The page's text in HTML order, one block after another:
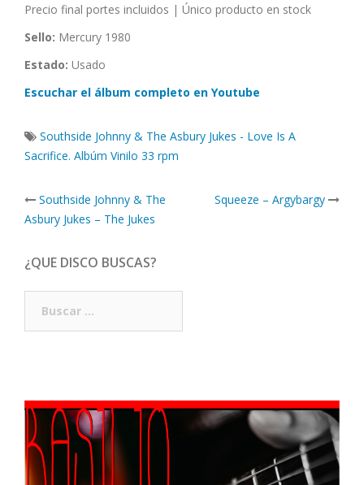
Precio final portes incluidos | Único producto en stock
Sello: Mercury 1980
Estado: Usado
Escuchar el álbum completo en Youtube
Southside Johnny & The Asbury Jukes - Love Is A
Sacrifice. Albúm Vinilo 33 rpm
Post
navigation
Southside Johnny & The
Asbury Jukes – The Jukes
Squeeze – Argybargy
¿QUE DISCO BUSCAS?